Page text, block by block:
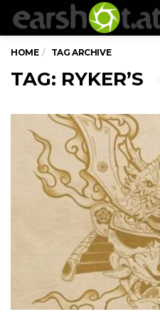
HOME TAG ARCHIVE
TAG: RYKER’S